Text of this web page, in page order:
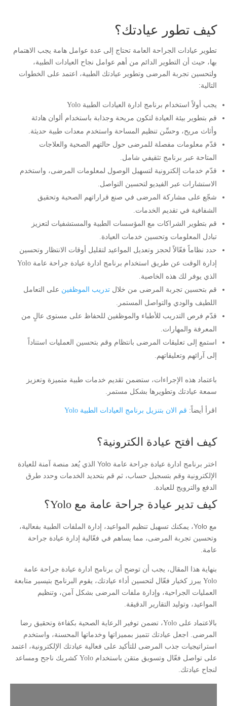
كيف تطور عيادتك؟
تطوير عيادات الجراحة العامة تحتاج إلى عدة عوامل هامة يجب الاهتمام
بها، حيث أن التطوير الدائم من أهم عوامل نجاح العيادات الطبية،
ولتحسين تجربة المرضى وتطوير عيادتك الطبية، اعتمد على الخطوات
التالية:
يجب أولاً استخدام برنامج ادارة العيادات الطبية Yolo
قم بتطوير بيئة العيادة لتكون مريحة وجذابة باستخدام ألوان هادئة
وأثاث مريح، وحسِّن تنظيم المساحة واستخدم معدات طبية حديثة.
قدّم معلومات مفصلة للمرضى حول حالتهم الصحية والعلاجات
المتاحة عبر برنامج تثقيفي شامل.
قدّم خدمات إلكترونية لتسهيل الوصول لمعلومات المرضى، واستخدم
الاستشارات عبر الفيديو لتحسين التواصل.
شجّع على مشاركة المرضى في صنع قراراتهم الصحية وتحقيق
الشفافية في تقديم الخدمات.
قم بتطوير الشراكات مع المؤسسات الطبية والمستشفيات لتعزيز
تبادل المعلومات وتحسين خدمات العيادة.
حدد نظاماً فعّالاً لحجز وتعديل المواعيد لتقليل أوقات الانتظار وتحسين
إدارة الوقت عن طريق استخدام برنامج ادارة عيادة جراحة عامة Yolo
الذي يوفر لك هذه الخاصية.
قم بتحسين تجربة المرضى من خلال تدريب الموظفين على التعامل
اللطيف والودي والتواصل المستمر.
قدّم فرص التدريب للأطباء والموظفين للحفاظ على مستوى عالٍ من
المعرفة والمهارات.
استمع إلى تعليقات المرضى بانتظام وقم بتحسين العمليات استناداً
إلى آرائهم وتعليقاتهم.
باعتماد هذه الإجراءات، ستضمن تقديم خدمات طبية متميزة وتعزيز
سمعة عيادتك وتطويرها بشكل مستمر.
اقرأ أيضاً: قم الان بتنزيل برنامج العيادات الطبية Yolo
كيف افتح عيادة الكترونية؟
اختر برنامج ادارة عيادة جراحة عامة Yolo الذي يُعد منصة آمنة للعيادة
الإلكترونية وقم بتسجيل حساب، ثم قم بتحديد الخدمات وحدد طرق
الدفع والترويج للعيادة.
كيف تدير عيادة جراحة عامة مع Yolo؟
مع Yolo، يمكنك تسهيل تنظيم المواعيد، إدارة الملفات الطبية بفعالية،
وتحسين تجربة المرضى، مما يساهم في فعّالية إدارة عيادة جراحة
عامة.
بنهاية هذا المقال، يجب أن توضح أن برنامج ادارة عيادة جراحة عامة
Yolo يبرز كخيار فعّال لتحسين أداء عيادتك، يقوم البرنامج بتيسير متابعة
العمليات الجراحية، وإدارة ملفات المرضى بشكل آمن، وتنظيم
المواعيد، وتوليد التقارير الدقيقة.
بالاعتماد على Yolo، تضمن توفير الرعاية الصحية بكفاءة وتحقيق رضا
المرضى. اجعل عيادتك تتميز بمميزاتها وخدماتها المحسنة، واستخدم
استراتيجيات جذب المرضى للتأكيد على فعالية عيادتك الإلكترونية، اعتمد
على تواصل فعّال وتسويق متقن باستخدام Yolo كشريك ناجح ومساعد
لنجاح عيادتك.